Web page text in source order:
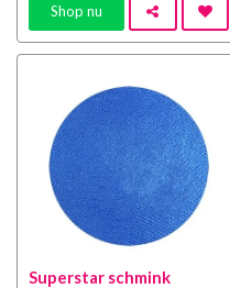
Shop nu
Superstar schmink